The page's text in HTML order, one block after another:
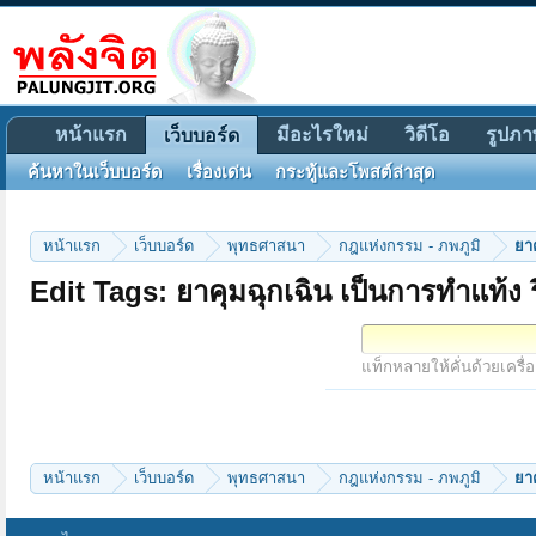
หน้าแรก เว็บบอร์ด พุทธศาสนา กฎแห่งกรรม - ภพภูมิ ย
Edit Tags: ยาคุมฉุกเฉิน เป็นการทำแท้ง
แท็กหลายให้คั่นด้วยเครื่
หน้าแรก เว็บบอร์ด พุทธศาสนา กฎแห่งกรรม - ภพภูมิ ย
หน้าแรก เว็บบอร์ด
ค้นหาในเว็บบอร์ด เรื่องเด่น กระทู้และโพสต์ล่าสุด
มีอะไรใหม่ วิดีโอ รูปภ